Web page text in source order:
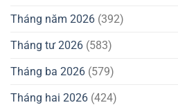
Tháng năm 2026 (392)
Tháng tư 2026 (583)
Tháng ba 2026 (579)
Tháng hai 2026 (424)